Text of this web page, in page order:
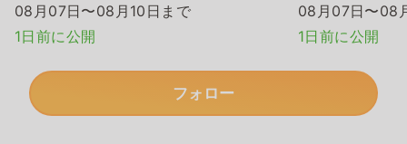
08月07日〜08月10日まで
1日前に公開
08月07日〜08
1日前に公開
フォロー